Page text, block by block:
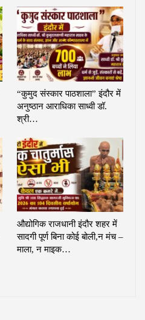
“कुमुद संस्कार पाठशाला” इंदौर में
अनुष्ठान आराधिका साध्वी डॉ.
श्री…
औद्योगिक राजधानी इंदौर शहर में
सादगी पूर्ण बिना कोई बोली,न मंच –
माला, न माइक…